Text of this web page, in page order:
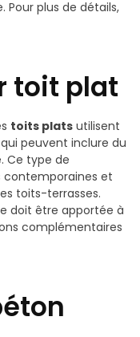
plus de détails,
toit plat
toits plats utilisent
peuvent inclure du
Ce type de
contemporaines et
toits-terrasses.
doit être apportée à
complémentaires